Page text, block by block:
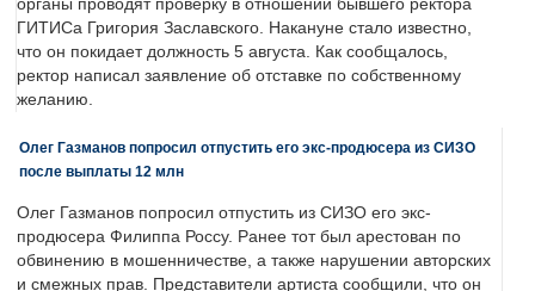
органы проводят проверку в отношении бывшего ректора
ГИТИСа Григория Заславского. Накануне стало известно,
что он покидает должность 5 августа. Как сообщалось,
ректор написал заявление об отставке по собственному
желанию.
Олег Газманов попросил отпустить его экс-продюсера из СИЗО
после выплаты 12 млн
Олег Газманов попросил отпустить из СИЗО его экс-
продюсера Филиппа Россу. Ранее тот был арестован по
обвинению в мошенничестве, а также нарушении авторских
и смежных прав. Представители артиста сообщили, что он